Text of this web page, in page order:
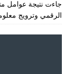
جاءت نتيجة عوامل
الرقمي وترويج